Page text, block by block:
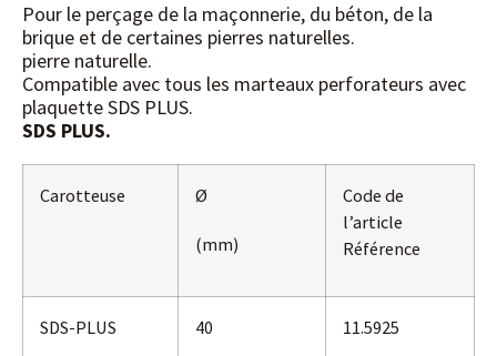
Pour le perçage de la maçonnerie, du béton, de la
brique et de certaines pierres naturelles.
pierre naturelle.
Compatible avec tous les marteaux perforateurs avec
plaquette SDS PLUS.
SDS PLUS.
Carotteuse Ø
(mm)
Code de
l’article
Référence
SDS-PLUS 40 11.5925